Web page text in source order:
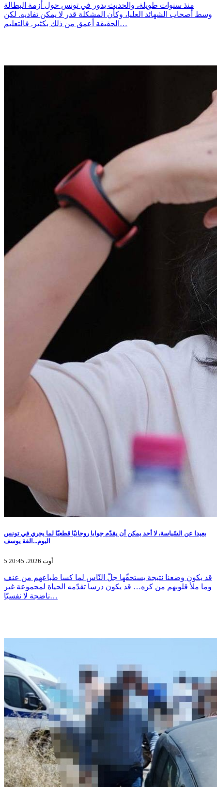
منذ سنوات طويلة، والحديث يدور في تونس حول أزمة البطالة
وسط أصحاب الشهائد العليا، وكأن المشكلة قدر لا يمكن تفاديه. لكن
الحقيقة أعمق من ذلك بكثير. فالتعليم…
بعيدا عن السّياسة، لا أحد يمكن أن يقدّم جوابا روحانيّا قطعيّا لما يجري في تونس
اليوم...الفة يوسف
5 أوت 2026، 20:45
قد يكون وضعنا نتيجة يستحقّها جلّ النّاس لما كسا طباعهم من عنف
وما ملأ قلوبهم من كره… قد يكون درسا تقدّمه الحياة لمجموعة غير
ناضجة لا نفسيّا…